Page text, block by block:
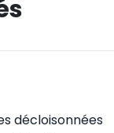
décloisonnées